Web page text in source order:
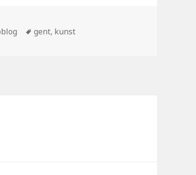
Tags
gent, kunst